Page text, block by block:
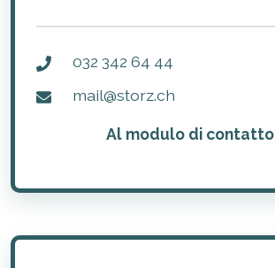
032 342 64 44
mail@storz.ch
Al modulo di contatto